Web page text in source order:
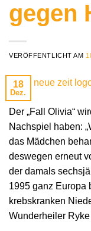
gegen
VERÖFFENTLICHT AM
18
Dez.
Der „Fall Olivia“
Nachspiel haben:
das Mädchen
deswegen erneut
der damals
1995 ganz Europa
krebskranken
Wunderheiler